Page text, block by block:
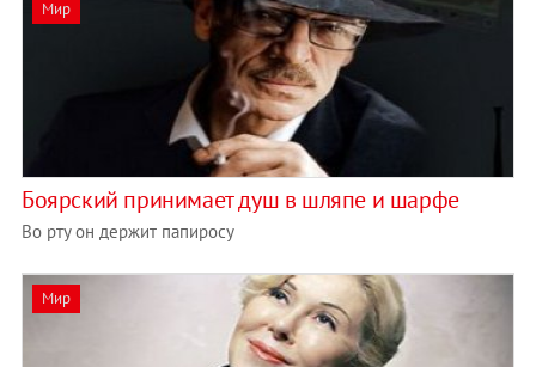
Мир
Боярский принимает душ в шляпе и шарфе
Во рту он держит папиросу
Мир